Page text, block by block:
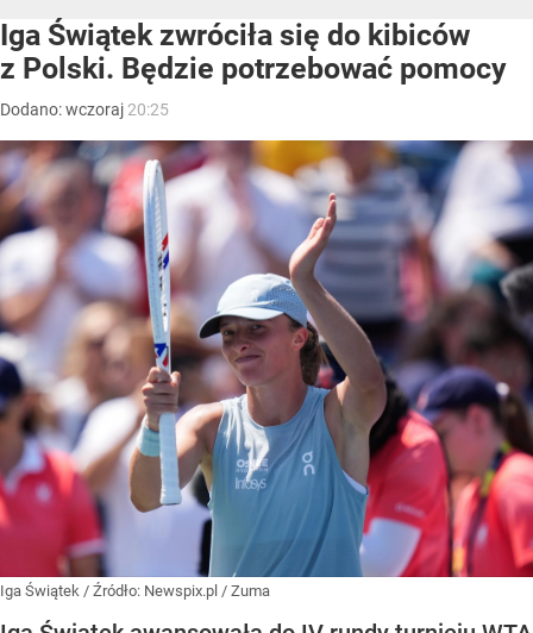
Iga Świątek zwróciła się do kibiców
z Polski. Będzie potrzebować pomocy
Dodano:wczoraj 20:25
Iga Świątek / Źródło: Newspix.pl / Zuma